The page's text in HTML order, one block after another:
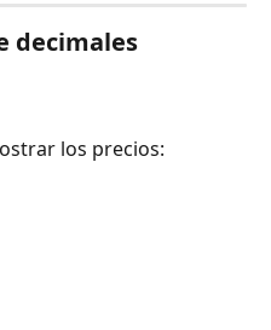
decimales
los precios: